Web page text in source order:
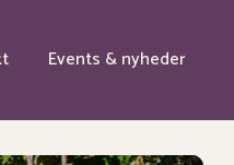
Events & nyheder